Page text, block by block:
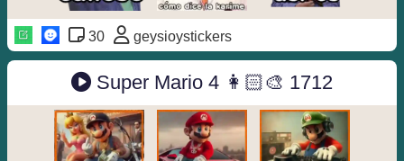
30 geysioystickers
Super Mario 4 👩🏻‍🎨 1712